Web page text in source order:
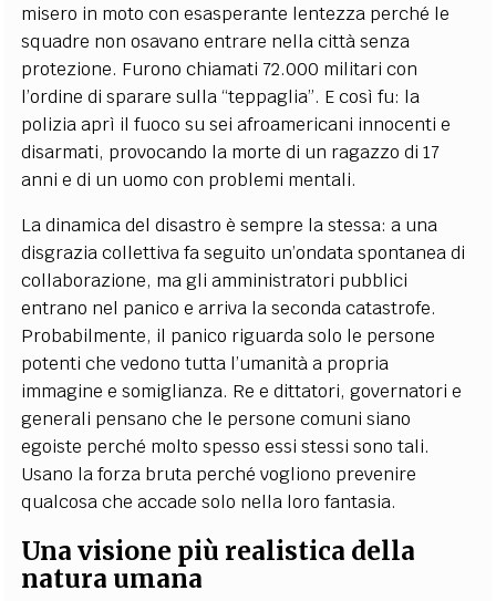
misero in moto con esasperante lentezza perché le
squadre non osavano entrare nella città senza
protezione. Furono chiamati 72.000 militari con
l’ordine di sparare sulla “teppaglia”. E così fu: la
polizia aprì il fuoco su sei afroamericani innocenti e
disarmati, provocando la morte di un ragazzo di 17
anni e di un uomo con problemi mentali.
La dinamica del disastro è sempre la stessa: a una
disgrazia collettiva fa seguito un’ondata spontanea di
collaborazione, ma gli amministratori pubblici
entrano nel panico e arriva la seconda catastrofe.
Probabilmente, il panico riguarda solo le persone
potenti che vedono tutta l’umanità a propria
immagine e somiglianza. Re e dittatori, governatori e
generali pensano che le persone comuni siano
egoiste perché molto spesso essi stessi sono tali.
Usano la forza bruta perché vogliono prevenire
qualcosa che accade solo nella loro fantasia.
Una visione più realistica della
natura umana